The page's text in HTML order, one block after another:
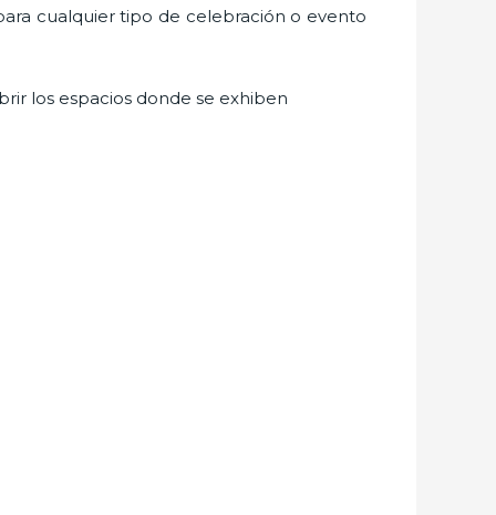
cualquier tipo de celebración o evento
los espacios donde se exhiben